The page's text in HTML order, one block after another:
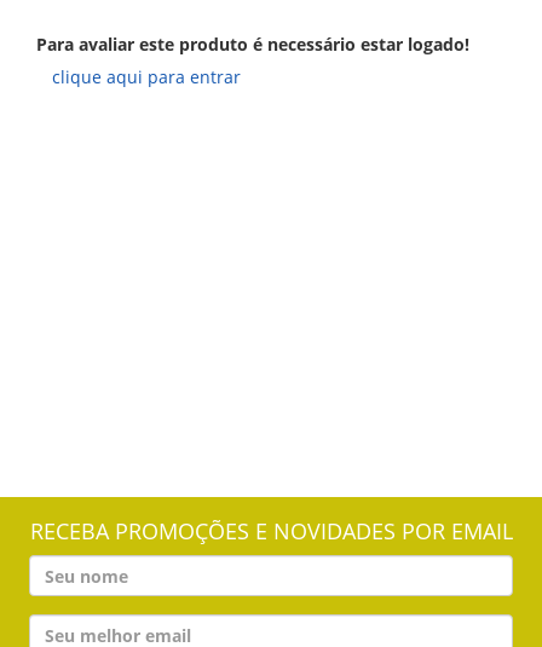
Para avaliar este produto é necessário estar logado!
clique aqui para entrar
RECEBA PROMOÇÕES E NOVIDADES POR EMAIL